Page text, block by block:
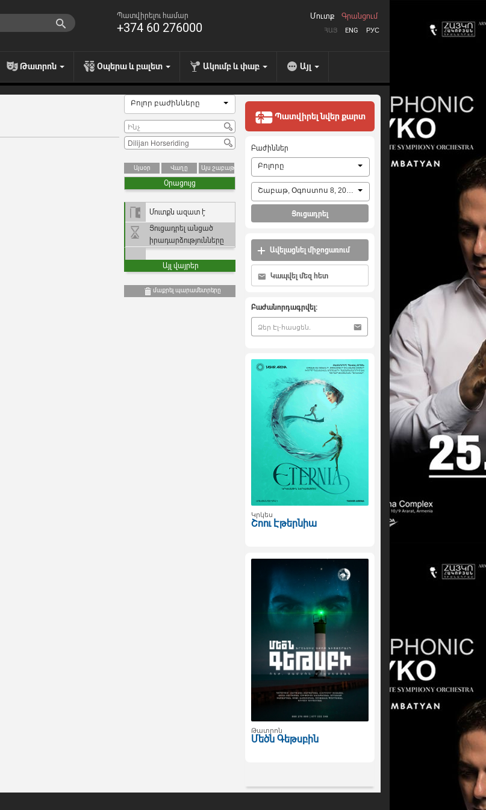
Պատվիրելու համար
+374 60 276000 ՀԱՅ ENG РУС
Մուտք Գրանցում
Թատրոն Օպերա և բալետ Ակումբ և փաբ Այլ
Բոլոր բաժինները
Այսօր Վաղը Այս շաբաթ
Օրացույց
Մուտքն ազատ է
Ցուցադրել անցած
իրադարձությունները
Այլ վայրեր
մաքրել պարամետրերը
Պատվիրել նվեր քարտ
Բաժիններ
Բոլորը
Շաբաթ, Օգոստոս 8, 2026
Ցուցադրել
Ավելացնել միջոցառում
Կապվել մեզ հետ
Բաժանորդագրվել:
Կրկես
Շոու Էթերնիա
Թատրոն
Մեծն Գեթսբին